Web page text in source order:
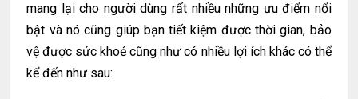
mang lại cho người dùng rất nhiều những ưu điểm nổi
bật và nó cũng giúp bạn tiết kiệm được thời gian, bảo
vệ được sức khoẻ cũng như có nhiều lợi ích khác có thể
kể đến như sau: